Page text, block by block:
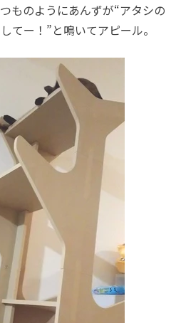
ものようにあんずが“アタシの
ー！”と鳴いてアピール。